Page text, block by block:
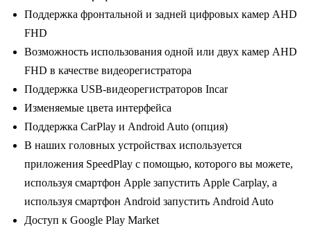
Поддержка фронтальной и задней цифровых камер AHD
FHD
Возможность использования одной или двух камер AHD
FHD в качестве видеорегистратора
Поддержка USB-видеорегистраторов Incar
Изменяемые цвета интерфейса
Поддержка CarPlay и Android Auto (опция)
В наших головных устройствах используется
приложения SpeedPlay с помощью, которого вы можете,
используя смартфон Apple запустить Apple Carplay, а
используя смартфон Android запустить Android Auto
Доступ к Google Play Market